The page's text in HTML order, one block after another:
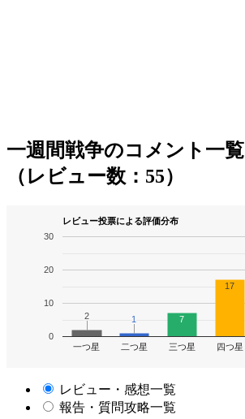
一週間戦争のコメント一覧
（レビュー数：55）
レビュー投票による評価分布
一つ星 二つ星 三つ星 四つ星
0
10
20
30
2
2 1
1 7
17
レビュー・感想一覧
報告・質問攻略一覧